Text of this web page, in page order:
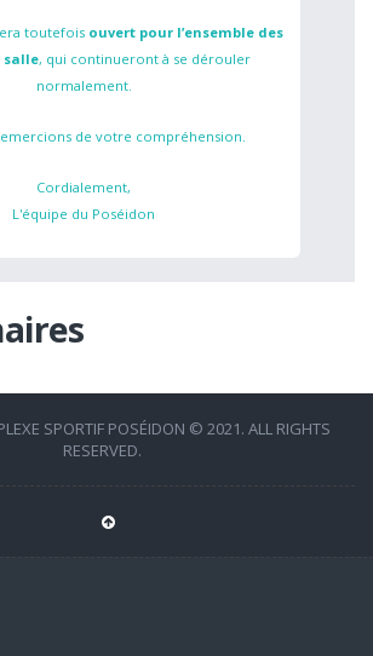
toutefois ouvert pour l’ensemble des
salle, qui continueront à se dérouler
normalement.
de votre compréhension.
Cordialement,
L'équipe du Poséidon
SPORTIF POSÉIDON © 2021. ALL RIGHTS
RESERVED.